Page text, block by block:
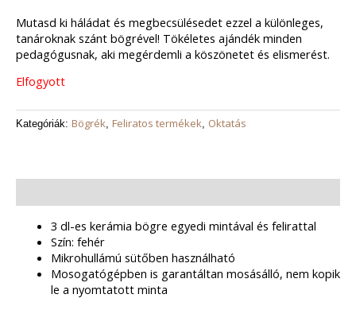
Mutasd ki háládat és megbecsülésedet ezzel a különleges,
tanároknak szánt bögrével! Tökéletes ajándék minden
pedagógusnak, aki megérdemli a köszönetet és elismerést.
Elfogyott
Kategóriák: Bögrék, Feliratos termékek, Oktatás
3 dl-es kerámia bögre egyedi mintával és felirattal
Szín: fehér
Mikrohullámú sütőben használható
Mosogatógépben is garantáltan mosásálló, nem kopik
le a nyomtatott minta